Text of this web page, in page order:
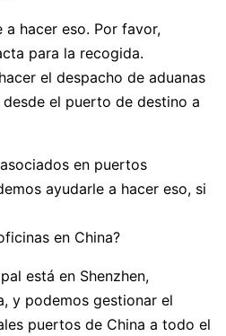
a hacer eso. Por favor,
para la recogida.
el despacho de aduanas
el puerto de destino a
en puertos
ayudarle a hacer eso, si
en China?
está en Shenzhen,
y podemos gestionar el
puertos de China a todo el